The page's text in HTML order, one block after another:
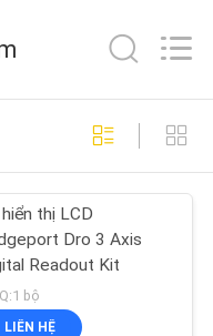
lệ
29
hiển thị LCD
Dro 3 Axis
Readout Kit
bộ
LIÊN HỆ